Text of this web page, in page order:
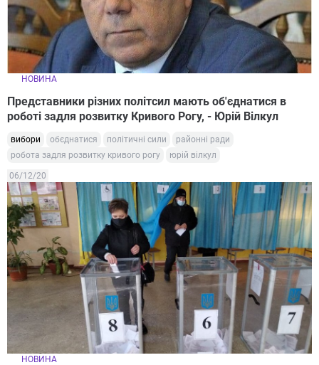
НОВИНА
Представники різних політсил мають об'єднатися в
роботі задля розвитку Кривого Рогу, - Юрій Вілкул
вибори обєднатися політичні сили
районні ради
робота задля розвитку кривого рогу
юрій вілкул
06/12/20
НОВИНА